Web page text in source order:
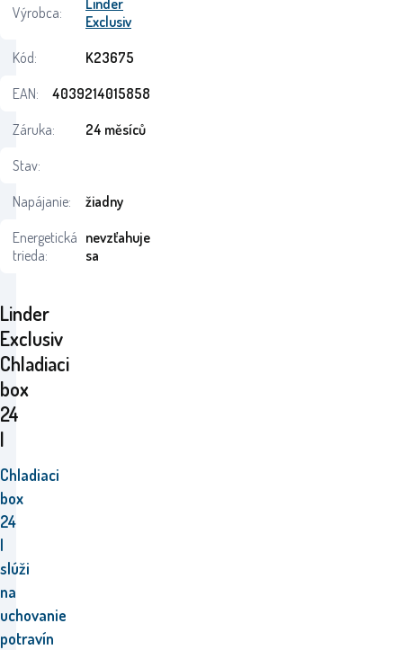
Linder
Exclusiv
Chladiaci
box
24
l
Chladiaci
box
24
l
slúži
na
uchovanie
potravín
Výrobca:
Linder
Exclusiv
Kód:
K23675
EAN:
4039214015858
Záruka:
24 měsíců
Stav:
Napájanie:
žiadny
Energetická
trieda:
nevzťahuje
sa